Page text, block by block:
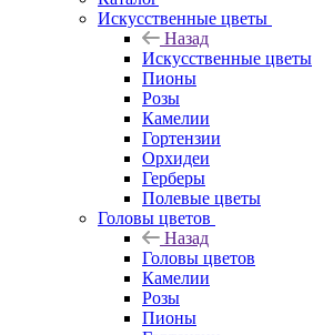
Искусственные цветы
Назад
Искусственные цветы
Пионы
Розы
Камелии
Гортензии
Орхидеи
Герберы
Полевые цветы
Головы цветов
Назад
Головы цветов
Камелии
Розы
Пионы